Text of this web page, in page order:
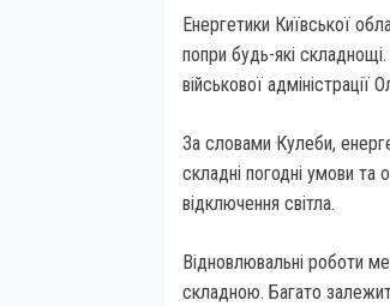
Енергетики Київської
попри будь-які
військової адміністрації
За словами Кулеби,
складні погодні умови та
відключення світла.
Відновлювальні роботи
складною. Багато